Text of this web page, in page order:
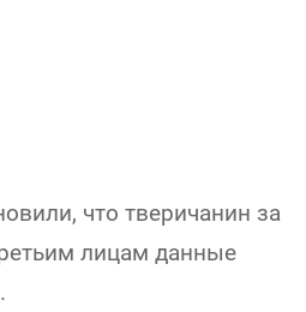
что тверичанин за
лицам данные